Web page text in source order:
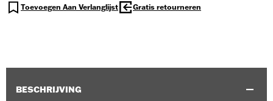
Toevoegen Aan Verlanglijst Gratis retourneren
BESCHRIJVING